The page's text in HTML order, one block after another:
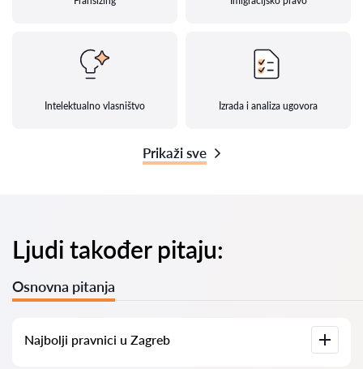
Intelektualno vlasništvo Izrada i analiza ugovora
Prikaži sve
Ljudi također pitaju:
Osnovna pitanja
Najbolji pravnici u Zagreb